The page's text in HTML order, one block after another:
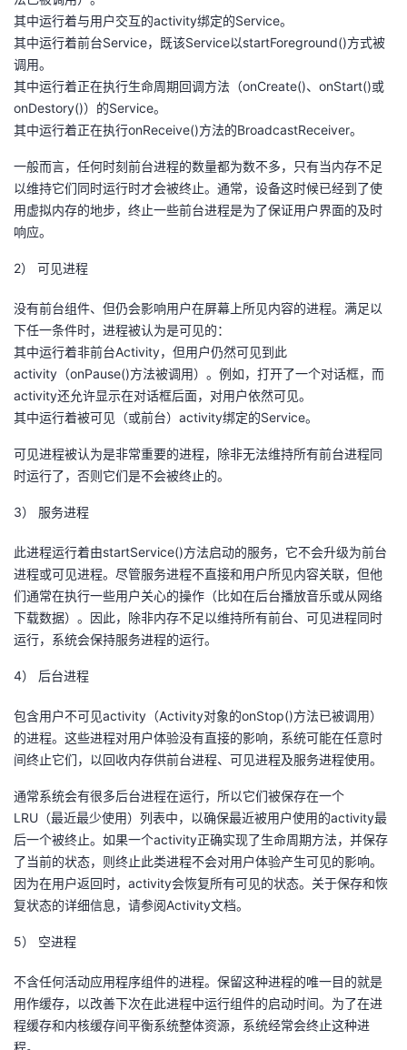
其中运行着与用户交互的activity绑定的Service。
其中运行着前台Service，既该Service以startForeground()方式被
调用。
其中运行着正在执行生命周期回调方法（onCreate()、onStart()或
onDestory()）的Service。
其中运行着正在执行onReceive()方法的BroadcastReceiver。
一般而言，任何时刻前台进程的数量都为数不多，只有当内存不足
以维持它们同时运行时才会被终止。通常，设备这时候已经到了使
用虚拟内存的地步，终止一些前台进程是为了保证用户界面的及时
响应。
2） 可见进程
没有前台组件、但仍会影响用户在屏幕上所见内容的进程。满足以
下任一条件时，进程被认为是可见的：
其中运行着非前台Activity，但用户仍然可见到此
activity（onPause()方法被调用）。例如，打开了一个对话框，而
activity还允许显示在对话框后面，对用户依然可见。
其中运行着被可见（或前台）activity绑定的Service。
可见进程被认为是非常重要的进程，除非无法维持所有前台进程同
时运行了，否则它们是不会被终止的。
3） 服务进程
此进程运行着由startService()方法启动的服务，它不会升级为前台
进程或可见进程。尽管服务进程不直接和用户所见内容关联，但他
们通常在执行一些用户关心的操作（比如在后台播放音乐或从网络
下载数据）。因此，除非内存不足以维持所有前台、可见进程同时
运行，系统会保持服务进程的运行。
4） 后台进程
包含用户不可见activity（Activity对象的onStop()方法已被调用）
的进程。这些进程对用户体验没有直接的影响，系统可能在任意时
间终止它们，以回收内存供前台进程、可见进程及服务进程使用。
通常系统会有很多后台进程在运行，所以它们被保存在一个
LRU（最近最少使用）列表中，以确保最近被用户使用的activity最
后一个被终止。如果一个activity正确实现了生命周期方法，并保存
了当前的状态，则终止此类进程不会对用户体验产生可见的影响。
因为在用户返回时，activity会恢复所有可见的状态。关于保存和恢
复状态的详细信息，请参阅Activity文档。
5） 空进程
不含任何活动应用程序组件的进程。保留这种进程的唯一目的就是
用作缓存，以改善下次在此进程中运行组件的启动时间。为了在进
程缓存和内核缓存间平衡系统整体资源，系统经常会终止这种进
程。